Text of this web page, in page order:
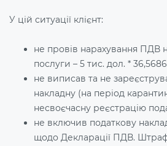
У цій ситуації клієнт:
не провів нарахування ПДВ
послуги – 5 тис. дол. *
не виписав та не
накладну (на період
несвоєчасну реєстрацію
не включив податкову
щодо Декларації ПДВ.